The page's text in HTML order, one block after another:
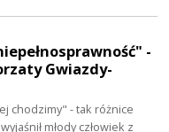
-
Gwiazdy-
chodzimy" - tak różnice
młody człowiek z